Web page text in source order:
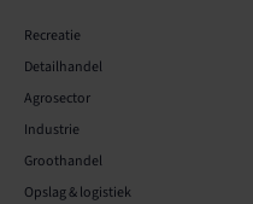
Recreatie
Detailhandel
Agrosector
Industrie
Groothandel
Opslag & logistiek